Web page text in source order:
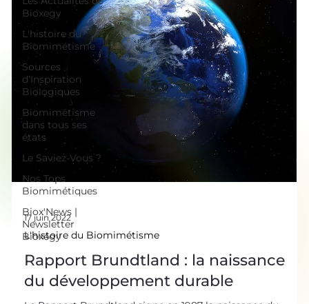
Bioxegy
L'histoire du
Biomimétisme
Sources
d’Inspiration
Biologiques
Biomimétisme
dans tous ses
états
Le Saviez-Vous ?
Nos Tops
Biomimétiques
Biox'News |
Newsletter
Bioxegy
17 juin 2022
L'histoire du Biomimétisme
Rapport Brundtland : la naissance
du développement durable